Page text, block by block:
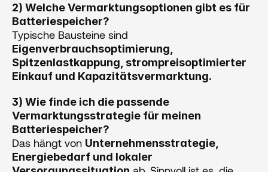
2) Welche Vermarktungsoptionen gibt es für
Batteriespeicher?
Eigenverbrauchsoptimierung,
Spitzenlastkappung, strompreisoptimierter
Einkauf und Kapazitätsvermarktung.
3) Wie finde ich die passende
Vermarktungsstrategie für meinen
Batteriespeicher?
Das hängt von Unternehmensstrategie,
Energiebedarf und lokaler